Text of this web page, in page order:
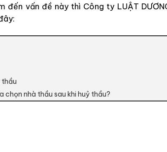
đến vấn đề này thì Công ty LUẬT
thầu
chọn nhà thầu sau khi huỷ thầu?